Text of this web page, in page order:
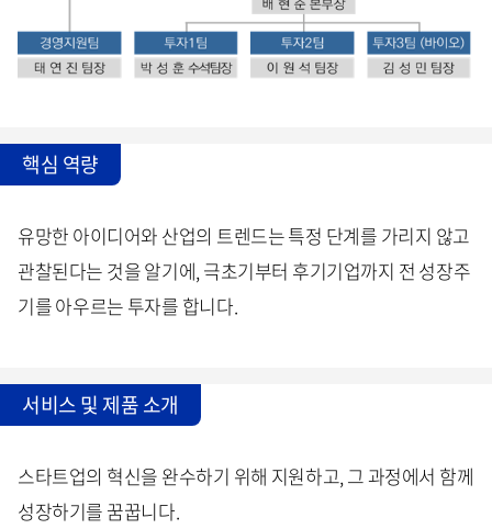
핵심 역량
유망한 아이디어와 산업의 트렌드는 특정 단계를 가리지 않고
관찰된다는 것을 알기에, 극초기부터 후기기업까지 전 성장주
기를 아우르는 투자를 합니다.
서비스 및 제품 소개
스타트업의 혁신을 완수하기 위해 지원하고, 그 과정에서 함께
성장하기를 꿈꿉니다.